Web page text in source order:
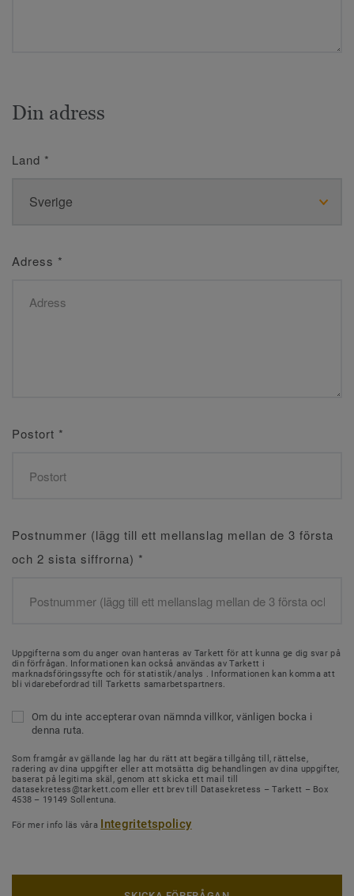
Din adress
Land *
Adress *
Postort *
Postnummer (lägg till ett mellanslag mellan de 3 första
och 2 sista siffrorna) *
Uppgifterna som du anger ovan hanteras av Tarkett för att kunna ge dig svar på
din förfrågan. Informationen kan också användas av Tarkett i
marknadsföringssyfte och för statistik/analys . Informationen kan komma att
bli vidarebefordrad till Tarketts samarbetspartners.
Om du inte accepterar ovan nämnda villkor, vänligen bocka i
denna ruta.
Som framgår av gällande lag har du rätt att begära tillgång till, rättelse,
radering av dina uppgifter eller att motsätta dig behandlingen av dina uppgifter,
baserat på legitima skäl, genom att skicka ett mail till
datasekretess@tarkett.com eller ett brev till Datasekretess – Tarkett – Box
4538 – 19149 Sollentuna.
För mer info läs våra Integritetspolicy